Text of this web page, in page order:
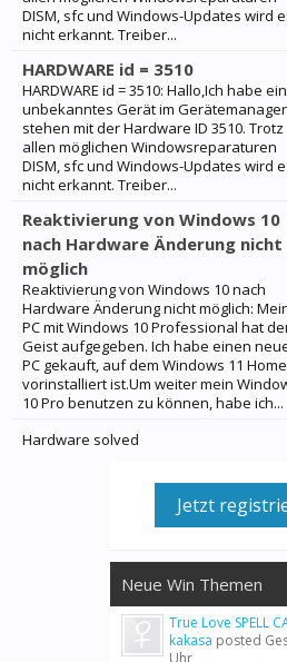
DISM, sfc und Windows-Updates wird
nicht erkannt. Treiber...
HARDWARE id = 3510
HARDWARE id = 3510: Hallo,Ich habe ein
unbekanntes Gerät im Gerätemanager
stehen mit der Hardware ID 3510. Trotz
allen möglichen Windowsreparaturen
DISM, sfc und Windows-Updates wird
nicht erkannt. Treiber...
Reaktivierung von Windows 10
nach Hardware Änderung nicht
möglich
Reaktivierung von Windows 10 nach
Hardware Änderung nicht möglich:
PC mit Windows 10 Professional hat
Geist aufgegeben. Ich habe einen
PC gekauft, auf dem Windows 11 Home
vorinstalliert ist.Um weiter mein
10 Pro benutzen zu können, habe ich...
Hardware solved
Jetzt
Neue Win Themen
True Love SPELL
kakasa posted
Uhr